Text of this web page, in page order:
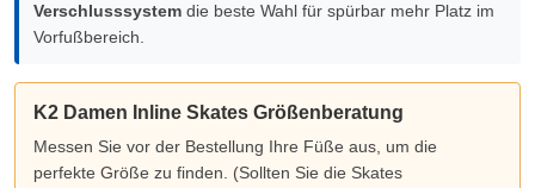
Verschlusssystem die beste Wahl für spürbar mehr Platz im
Vorfußbereich.
K2 Damen Inline Skates Größenberatung
Messen Sie vor der Bestellung Ihre Füße aus, um die
perfekte Größe zu finden. (Sollten Sie die Skates